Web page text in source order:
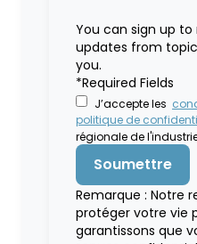
You can sign up
updates from
you.
*Required Fields
J’accepte les
politique de
régionale de
Remarque : Notre
protéger votre vie
garantissons que